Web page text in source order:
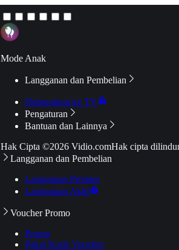
Mode Anak
Langganan dan Pembelian
Hubungkan ke TV
Pengaturan
Bantuan dan Lainnya
Hak Cipta ©2026 Vidio.comHak cipta
Langganan dan Pembelian
Langganan Premier
Langganan Aktif
Voucher Promo
Promo
Pakai Kode Voucher